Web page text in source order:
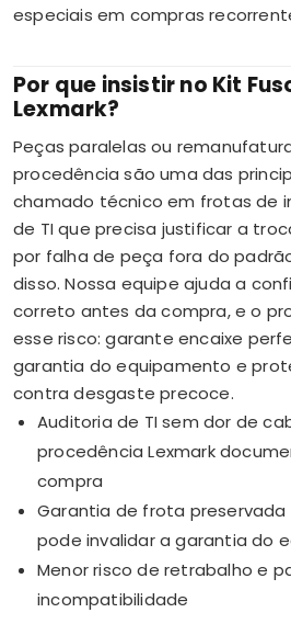
especiais em compras
Por que insistir no Kit
Lexmark?
Peças paralelas ou
procedência são uma das
chamado técnico em frotas de
de TI que precisa justificar a
por falha de peça fora do
disso. Nossa equipe ajuda a
correto antes da compra, e o
esse risco: garante encaixe
garantia do equipamento e
contra desgaste precoce.
Auditoria de TI sem dor de
procedência Lexmark
compra
Garantia de frota
pode invalidar a garantia do
Menor risco de retrabalho e
incompatibilidade